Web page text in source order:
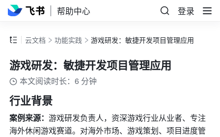
帮助中心 登录
云文档 功能实践 游戏研发：敏捷开发项目管理应用
游戏研发：敏捷开发项目管理应用
本文阅读时长：6 分钟
行业背景
案例来源：游戏研发负责人，资深游戏行业从业者、专注
海外休闲游戏赛道。对海外市场、游戏策划、项目进度管